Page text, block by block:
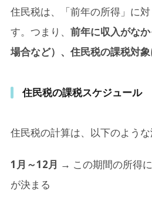
住民税は、「前年の所得」に
す。つまり、 前年に収入がな
場合など）、住民税の課税対
住民税の課税スケジュール
住民税の計算は、以下のような
1月～12月 → この期間の所得
が決まる